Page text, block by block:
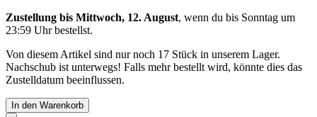
Zustellung bis Mittwoch, 12. August, wenn du bis Sonntag um
23:59 Uhrbestellst.
Von diesem Artikel sind nur noch 17 Stück in unserem Lager.
Nachschub ist unterwegs! Falls mehr bestellt wird, könnte dies das
Zustelldatum beeinflussen.
In den Warenkorb